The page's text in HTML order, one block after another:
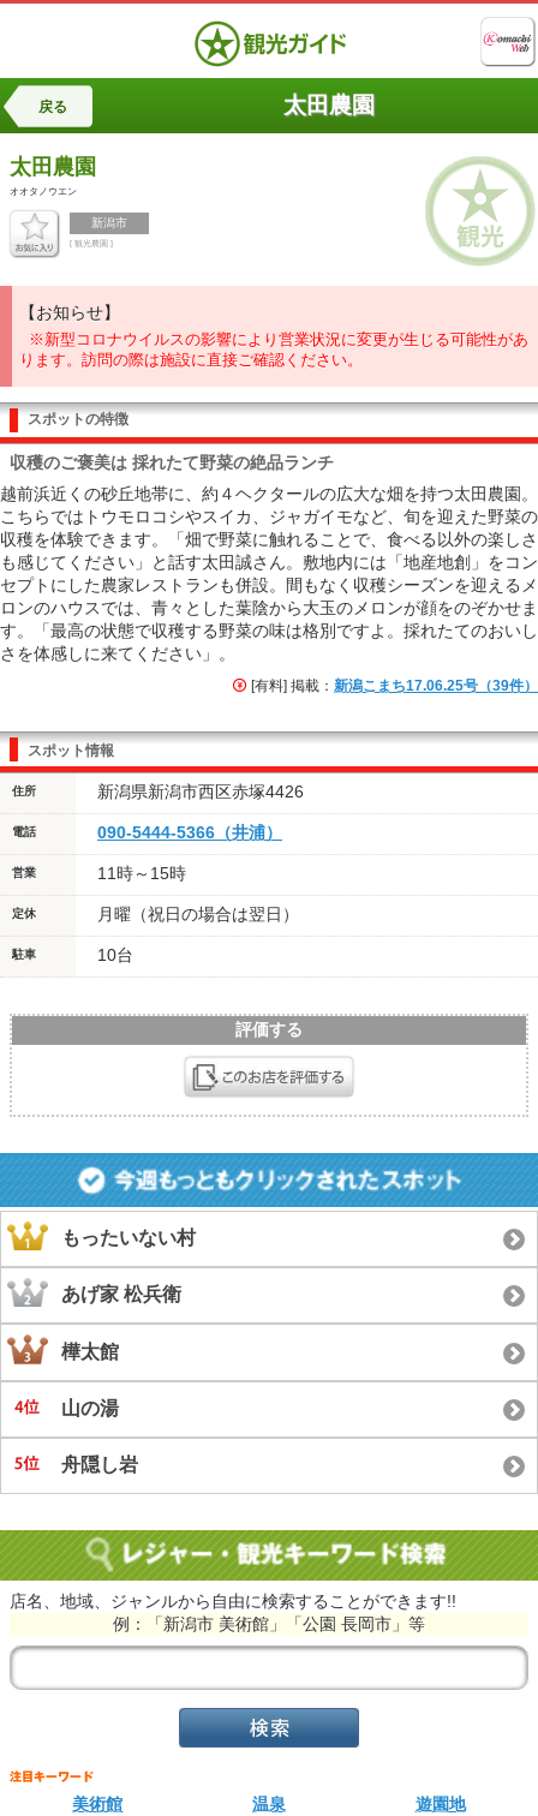
戻る 太田農園
太田農園
オオタノウエン
新潟市
[ 観光農園 ]
【お知らせ】
※新型コロナウイルスの影響により営業状況に変更が生じる可能性があ
ります。訪問の際は施設に直接ご確認ください。
スポットの特徴
収穫のご褒美は 採れたて野菜の絶品ランチ
越前浜近くの砂丘地帯に、約４ヘクタールの広大な畑を持つ太田農園。
こちらではトウモロコシやスイカ、ジャガイモなど、旬を迎えた野菜の
収穫を体験できます。「畑で野菜に触れることで、食べる以外の楽しさ
も感じてください」と話す太田誠さん。敷地内には「地産地創」をコン
セプトにした農家レストランも併設。間もなく収穫シーズンを迎えるメ
ロンのハウスでは、青々とした葉陰から大玉のメロンが顔をのぞかせま
す。「最高の状態で収穫する野菜の味は格別ですよ。採れたてのおいし
さを体感しに来てください」。
[有料] 掲載： 新潟こまち17.06.25号（39件）
スポット情報
住所 新潟県新潟市西区赤塚4426
電話 090-5444-5366（井浦）
営業 11時～15時
定休 月曜（祝日の場合は翌日）
駐車 10台
評価する
もったいない村
あげ家 松兵衛
樺太館
山の湯
舟隠し岩
店名、地域、ジャンルから自由に検索することができます!!
例：「新潟市 美術館」「公園 長岡市」等
美術館 温泉
遊園地